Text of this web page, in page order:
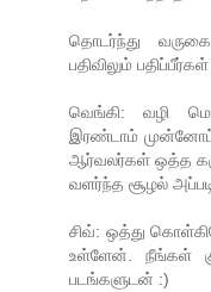
தொடர்ந்து
பதிவிலும்
வெங்கி: வழி
இரண்டாம்
ஆர்வலர்கள் ஒத்த
வளர்ந்த சூழல்
சிவ்: ஒத்து
உள்ளேன். நீங்கள்
படங்களுடன் :)